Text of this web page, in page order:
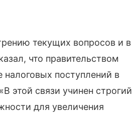
текущих вопросов и в
что правительством
налоговых поступлений в
этой связи учинен строгий
для увеличения